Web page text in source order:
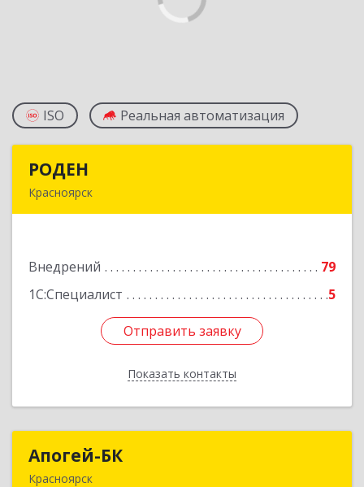
ISO Реальная автоматизация
РОДЕН
Красноярск
Внедрений
79
1С:Специалист
5
Отправить заявку
Показать контакты
Подробнее
Отправить заявку
Назад
Апогей-БК
Красноярск